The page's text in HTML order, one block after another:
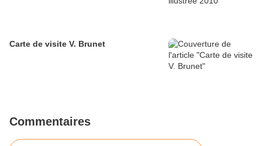
Carte de visite V. Brunet
Commentaires